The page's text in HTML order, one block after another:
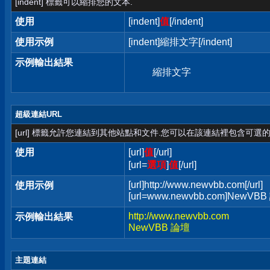
使用 [indent]值[/indent]
使用示例
[indent]縮排文字[/indent]
示例輸出結果
縮排文字
超級連結URL
[url] 標籤允許您連結到其他站點和文件.您可以在該連結裡包含可選的
使用 [url]值[/url]
[url=選項]值[/url]
使用示例
[url]http://www.newvbb.com[/url]
[url=www.newvbb.com]NewVBB
示例輸出結果
http://www.newvbb.com
NewVBB 論壇
主題連結